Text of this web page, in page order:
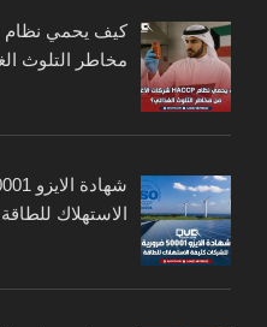
مخاطر التلوث
الاستهلاك للطاقة